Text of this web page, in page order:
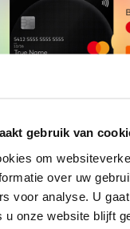
gebruik van
om
over uw
voor analyse. U
onze website blijft
kledingstukken bevat,
t-shirts, tank-
en kaftans.
in drie